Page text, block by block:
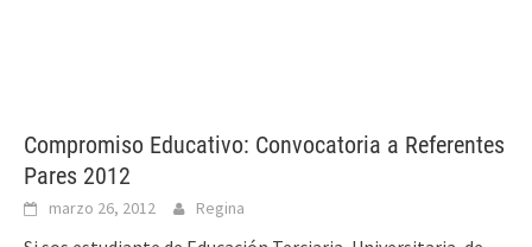
Compromiso Educativo: Convocatoria a Referentes
Pares 2012
marzo 26, 2012 Regina